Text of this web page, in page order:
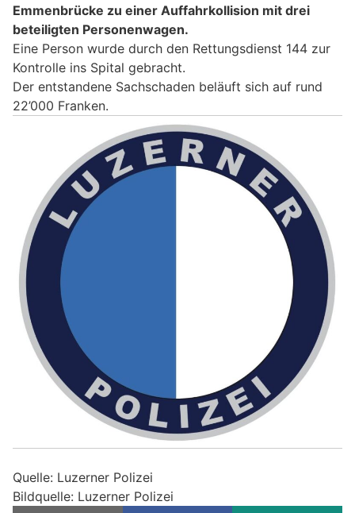
Emmenbrücke zu einer Auffahrkollision mit drei
beteiligten Personenwagen.
Eine Person wurde durch den Rettungsdienst 144 zur
Kontrolle ins Spital gebracht.
Der entstandene Sachschaden beläuft sich auf rund
22’000 Franken.
Quelle: Luzerner Polizei
Bildquelle: Luzerner Polizei